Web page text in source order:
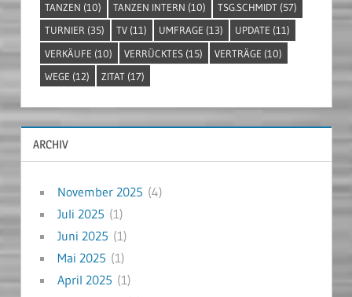
TANZEN (10) TANZEN INTERN (10) TSG.SCHMIDT (57)
TURNIER (35) TV (11) UMFRAGE (13) UPDATE (11)
VERKÄUFE (10) VERRÜCKTES (15) VERTRÄGE (10)
WEGE (12) ZITAT (17)
ARCHIV
November 2025 (4)
Juli 2025 (1)
Juni 2025 (1)
Mai 2025 (1)
April 2025 (1)